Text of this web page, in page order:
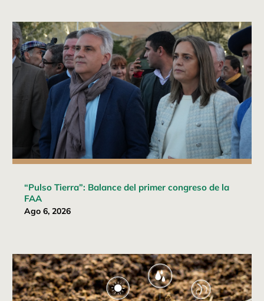
“Pulso Tierra”: Balance del primer congreso de la
FAA
Ago 6, 2026